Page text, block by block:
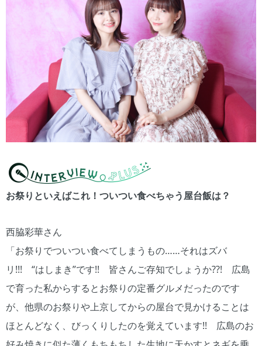
お祭りといえばこれ！ついつい食べちゃう屋台飯は？
西脇彩華さん
「お祭りでついつい食べてしまうもの……それはズバ
リ!!! “はしまき”です!! 皆さんご存知でしょうか??! 広島
で育った私からするとお祭りの定番グルメだったのです
が、他県のお祭りや上京してからの屋台で見かけることは
ほとんどなく、びっくりしたのを覚えています!! 広島のお